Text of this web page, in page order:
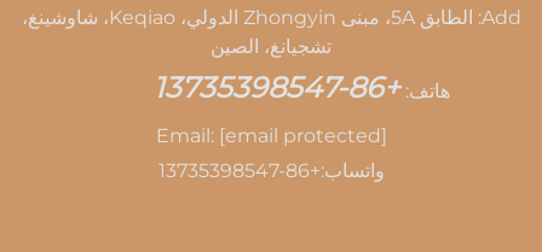
Add: الطابق 5A، مبنى Zhongyin الدولي، Keqiao، شاوشينغ،
تشجيانغ، الصين
هاتف: +86-13735398547
Email: [email protected]
واتساب:+86-13735398547